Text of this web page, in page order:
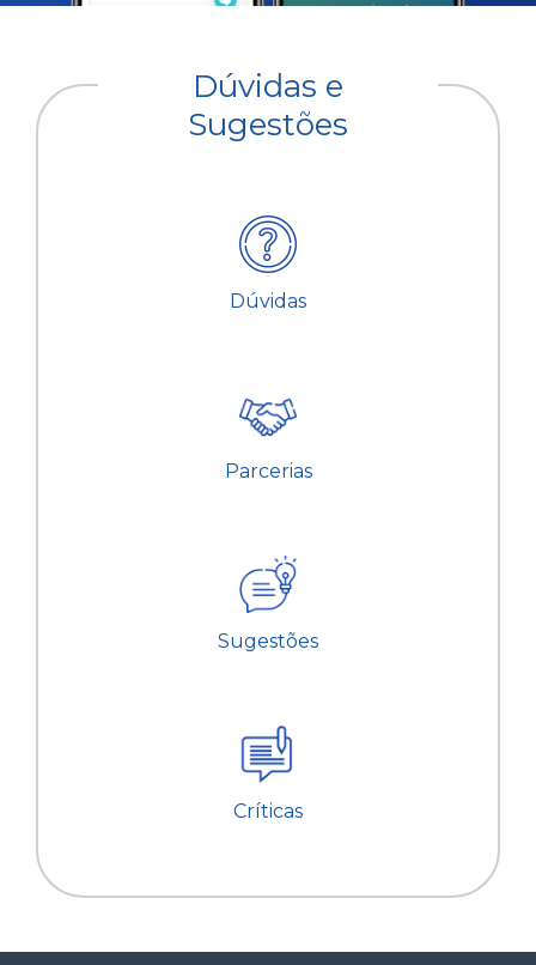
Dúvidas e
Sugestões
Dúvidas
Parcerias
Sugestões
Críticas